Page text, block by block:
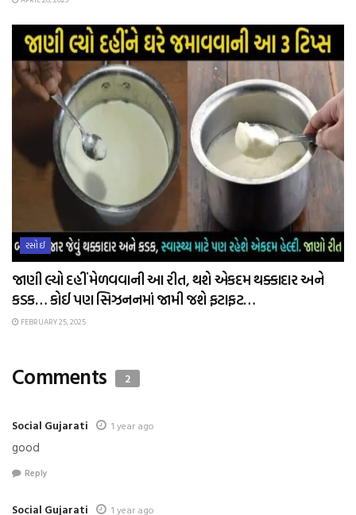
રસોઈ
જાણી લ્યો દહીં મેળવવાની આ રીત, થશે એકદમ થક્કાદાર અને
કડક… કોઈ પણ સિઝનનમાં જામી જશે ફટાફટ…
FEBRUARY 25, 2025
Comments 2
Social Gujarati 1 year ago
good
Reply
Social Gujarati 1 year ago